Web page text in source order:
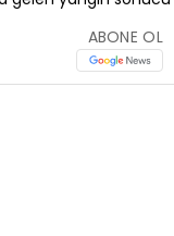
ABONE OL